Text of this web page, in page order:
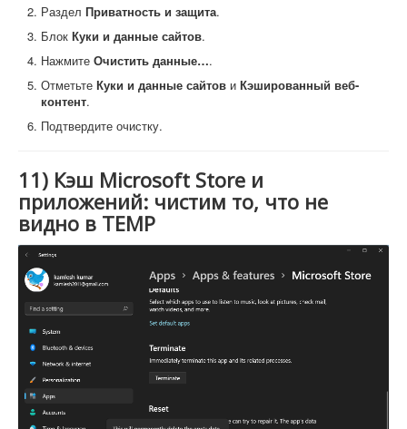
Раздел Приватность и защита.
Блок Куки и данные сайтов.
Нажмите Очистить данные….
Отметьте Куки и данные сайтов и Кэшированный веб-
контент.
Подтвердите очистку.
11) Кэш Microsoft Store и
приложений: чистим то, что не
видно в TEMP